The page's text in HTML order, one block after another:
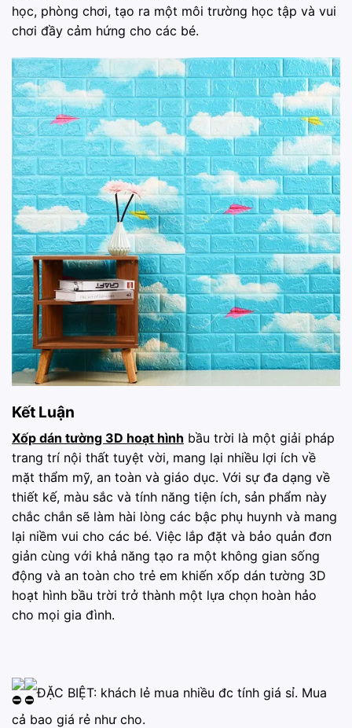
học, phòng chơi, tạo ra một môi trường học tập và vui
chơi đầy cảm hứng cho các bé.
Kết Luận
Xốp dán tường 3D hoạt hình bầu trời là một giải pháp
trang trí nội thất tuyệt vời, mang lại nhiều lợi ích về
mặt thẩm mỹ, an toàn và giáo dục. Với sự đa dạng về
thiết kế, màu sắc và tính năng tiện ích, sản phẩm này
chắc chắn sẽ làm hài lòng các bậc phụ huynh và mang
lại niềm vui cho các bé. Việc lắp đặt và bảo quản đơn
giản cùng với khả năng tạo ra một không gian sống
động và an toàn cho trẻ em khiến xốp dán tường 3D
hoạt hình bầu trời trở thành một lựa chọn hoàn hảo
cho mọi gia đình.
ĐẶC BIỆT: khách lẻ mua nhiều đc tính giá sỉ. Mua
cả bao giá rẻ như cho.